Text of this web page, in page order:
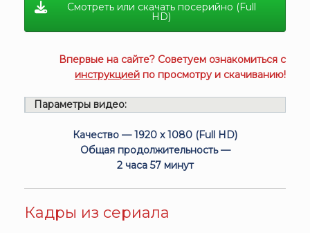
Смотреть или скачать посерийно (Full
HD)
Впервые на сайте? Советуем ознакомиться с
инструкцией по просмотру и скачиванию!
Параметры видео:
Качество — 1920 x 1080 (Full HD)
Общая продолжительность —
2 часа 57 минут
Кадры из сериала